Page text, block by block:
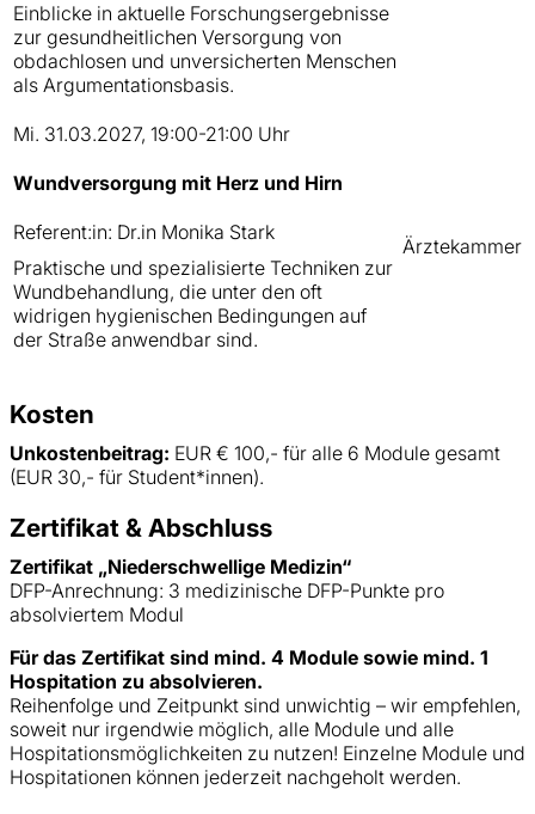
Einblicke in aktuelle Forschungsergebnisse
zur gesundheitlichen Versorgung von
obdachlosen und unversicherten Menschen
als Argumentationsbasis.
Mi. 31.03.2027, 19:00-21:00 Uhr
Wundversorgung mit Herz und Hirn
Referent:in: Dr.in Monika Stark
Praktische und spezialisierte Techniken zur
Wundbehandlung, die unter den oft
widrigen hygienischen Bedingungen auf
der Straße anwendbar sind.
Ärztekammer
Kosten
Unkostenbeitrag: EUR € 100,- für alle 6 Module gesamt
(EUR 30,- für Student*innen).
Zertifikat & Abschluss
Zertifikat „Niederschwellige Medizin“
DFP-Anrechnung: 3 medizinische DFP-Punkte pro
absolviertem Modul
Für das Zertifikat sind mind. 4 Module sowie mind. 1
Hospitation zu absolvieren.
Reihenfolge und Zeitpunkt sind unwichtig – wir empfehlen,
soweit nur irgendwie möglich, alle Module und alle
Hospitationsmöglichkeiten zu nutzen! Einzelne Module und
Hospitationen können jederzeit nachgeholt werden.